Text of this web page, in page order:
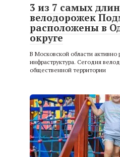
3 из 7 самых
велодорожек
расположены в
округе
В Московской области активно
инфраструктура. Сегодня
общественной территории